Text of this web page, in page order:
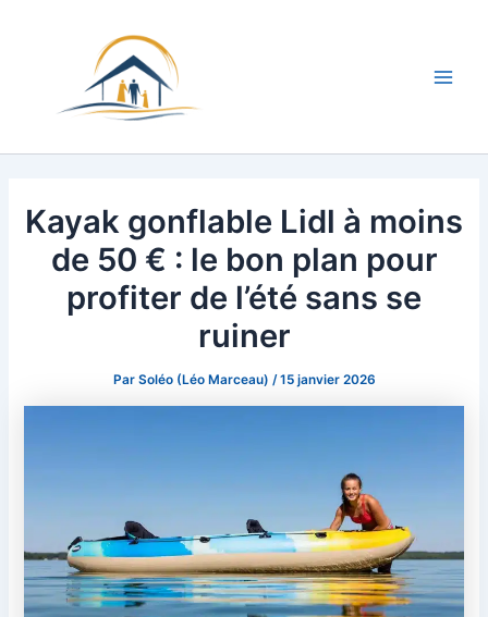
Kayak gonflable Lidl à moins
de 50 € : le bon plan pour
profiter de l’été sans se
ruiner
Par Soléo (Léo Marceau) /15 janvier 2026